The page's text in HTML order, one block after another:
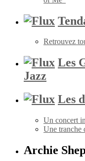
Retrouvez
Les
Jazz
Les
Un concert
Une tranche
Archie